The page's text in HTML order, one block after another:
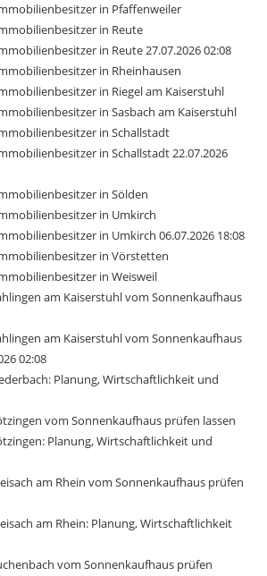
in Pfaffenweiler
in Reute
in Reute 27.07.2026 02:08
in Rheinhausen
in Riegel am Kaiserstuhl
in Sasbach am Kaiserstuhl
in Schallstadt
in Schallstadt 22.07.2026
in Sölden
in Umkirch
in Umkirch 06.07.2026 18:08
in Vörstetten
in Weisweil
am Kaiserstuhl vom Sonnenkaufhaus
am Kaiserstuhl vom Sonnenkaufhaus
02:08
Planung, Wirtschaftlichkeit und
vom Sonnenkaufhaus prüfen lassen
Planung, Wirtschaftlichkeit und
am Rhein vom Sonnenkaufhaus prüfen
am Rhein: Planung, Wirtschaftlichkeit
vom Sonnenkaufhaus prüfen